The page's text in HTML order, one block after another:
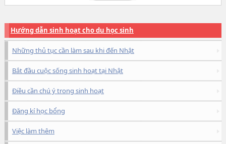
Hướng dẫn sinh hoạt cho du học sinh
Những thủ tục cần làm sau khi đến Nhật
Bắt đầu cuộc sống sinh hoạt tại Nhật
Điều cần chú ý trong sinh hoạt
Đăng kí học bổng
Việc làm thêm